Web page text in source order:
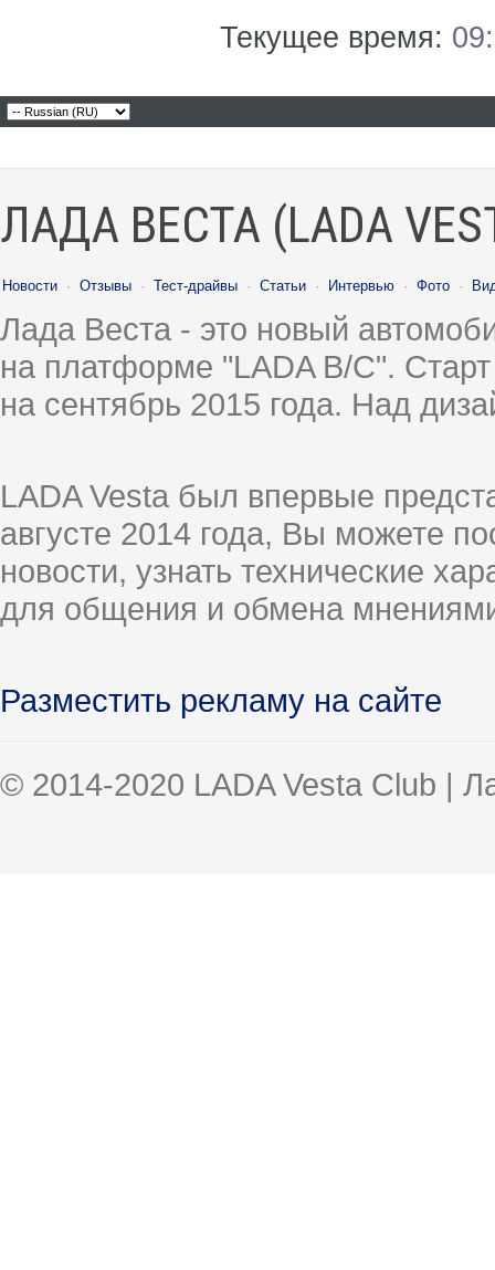
Текущее время:
ЛАДА ВЕСТА (LADA
Новости · Отзывы · Тест-драйвы · Статьи · Интервью · Фото ·
Лада Веста - это новый
на платформе "LADA B/C".
на сентябрь 2015 года. Над
LADA Vesta был впервые
августе 2014 года, Вы можете
новости, узнать технические
для общения и обмена
Разместить рекламу на сайте
© 2014-2020 LADA Vesta Club |